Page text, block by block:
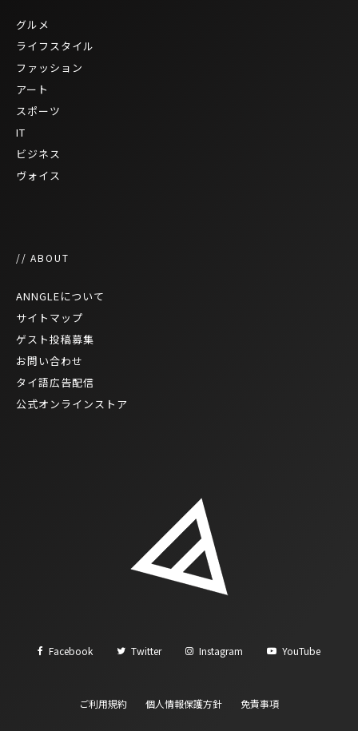
グルメ
ライフスタイル
ファッション
アート
スポーツ
IT
ビジネス
ヴォイス
// ABOUT
ANNGLEについて
サイトマップ
ゲスト投稿募集
お問い合わせ
タイ語広告配信
公式オンラインストア
Facebook Twitter Instagram YouTube
ご利用規約 個人情報保護方針 免責事項